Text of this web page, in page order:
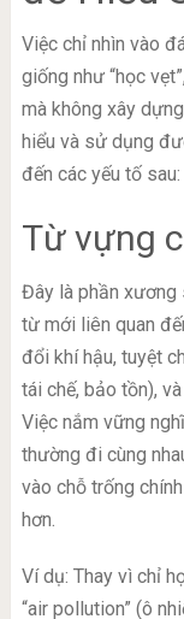
Việc chỉ nhìn vào
giống như “học
mà không xây
hiểu và sử dụng
đến các yếu tố sau:
Từ vựng
Đây là phần xương
từ mới liên quan
đổi khí hậu, tuyệt
tái chế, bảo tồn),
Việc nắm vững
thường đi cùng
vào chỗ trống
hơn.
Ví dụ: Thay vì chỉ
“air pollution” (ô